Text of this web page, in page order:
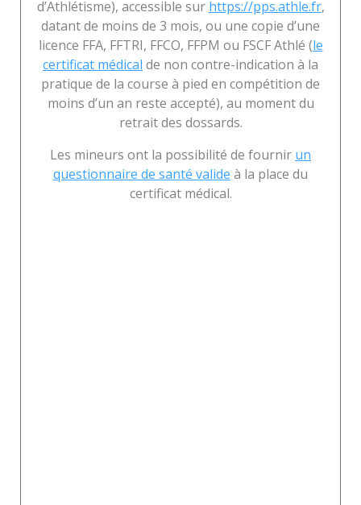
d’Athlétisme), accessible sur https://pps.athle.fr,
datant de moins de 3 mois, ou une copie d’une
licence FFA, FFTRI, FFCO, FFPM ou FSCF Athlé (le
certificat médical de non contre-indication à la
pratique de la course à pied en compétition de
moins d’un an reste accepté), au moment du
retrait des dossards.
Les mineurs ont la possibilité de fournir un
questionnaire de santé valide à la place du
certificat médical.